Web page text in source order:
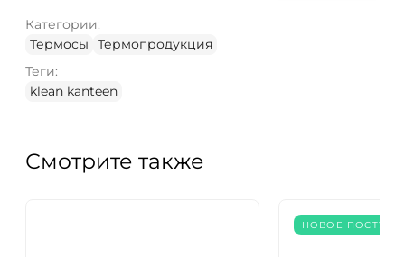
Категории:
Термосы
Термопродукция
Теги:
klean kanteen
Смотрите также
НОВОЕ